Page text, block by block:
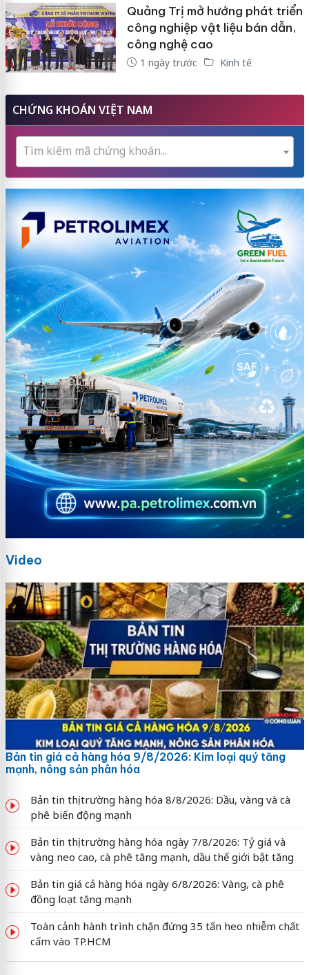
Quảng Trị mở hướng phát triển
công nghiệp vật liệu bán dẫn,
công nghệ cao
1 ngày trước Kinh tế
CHỨNG KHOÁN VIỆT NAM
Tìm kiếm mã chứng khoán...
Video
Bản tin giá cả hàng hóa 9/8/2026: Kim loại quý tăng
mạnh, nông sản phân hóa
Bản tin thị trường hàng hóa 8/8/2026: Dầu, vàng và cà
phê biến động mạnh
Bản tin thị trường hàng hóa ngày 7/8/2026: Tỷ giá và
vàng neo cao, cà phê tăng mạnh, dầu thế giới bật tăng
Bản tin giá cả hàng hóa ngày 6/8/2026: Vàng, cà phê
đồng loạt tăng mạnh
Toàn cảnh hành trình chặn đứng 35 tấn heo nhiễm chất
cấm vào TP.HCM